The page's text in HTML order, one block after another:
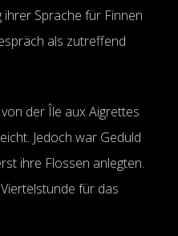
Sprache für Finnen
als zutreffend
der Île aux Aigrettes
Jedoch war Geduld
ihre Flossen anlegten.
für das